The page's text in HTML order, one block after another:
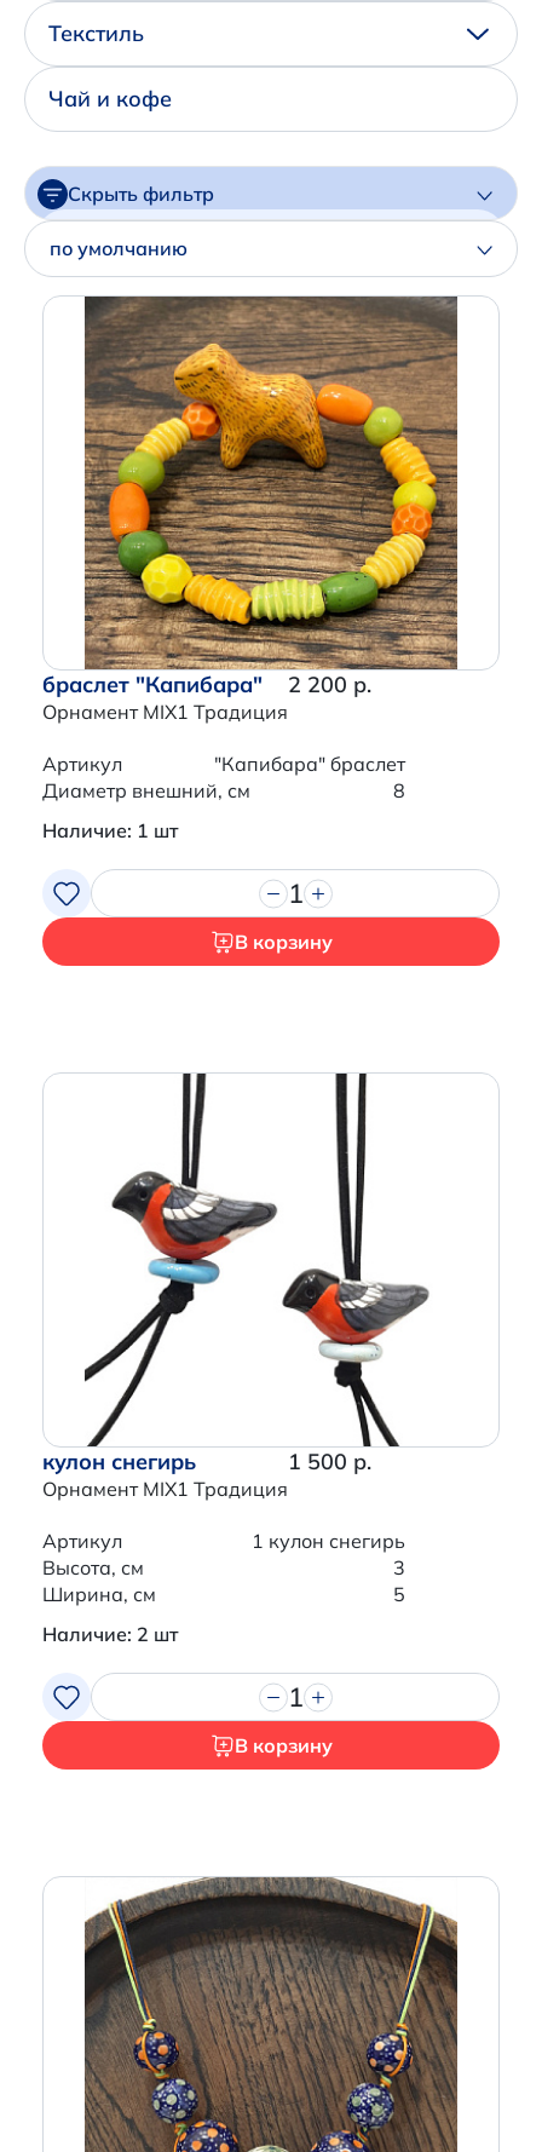
Написать нам в Телеграм
+7 (925) 294-91-85
,
+7 (926) 702-09-76
Текстиль
Чай и кофе
Скрыть фильтр
Артикул
Производитель
по умолчанию
браслет "Капибара"
Орнамент MIX1 Традиция
2 200 р.
Артикул
"Капибара" браслет
Диаметр внешний, см
8
Наличие: 1 шт
1
В корзину
кулон снегирь
Орнамент MIX1 Традиция
1 500 р.
Артикул
1 кулон снегирь
Высота, см
3
Ширина, см
5
Наличие: 2 шт
1
В корзину